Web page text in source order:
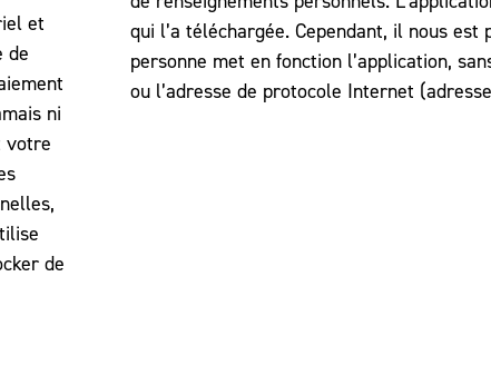
et
de
ni
votre
de
qui l’a téléchargée. Cependant, il nous
personne met en fonction l’application,
ou l’adresse de protocole Internet